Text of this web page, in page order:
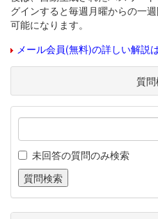
グインすると毎週月曜からの一
可能になります。
メール会員(無料)の詳しい解説
質
未回答の質問のみ検索